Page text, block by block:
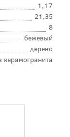
1,17
21,35
8
бежевый
дерево
керамогранита